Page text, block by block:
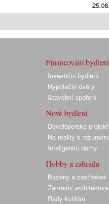
Financování bydlení
Investiční bydlení
Hypoteční úvěry
Stavební spoření
Nové bydlení
Developerské
Na reality s rozumem
Inteligentní domy
Hobby a zahrada
Bazény a zastřešení
Zahradní architektura
Rady kutilům